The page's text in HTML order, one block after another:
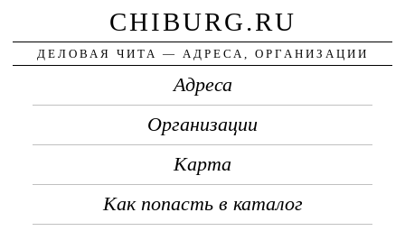
CHIBURG.RU
ДЕЛОВАЯ ЧИТА — АДРЕСА, ОРГАНИЗАЦИИ
Адреса
Организации
Карта
Как попасть в каталог